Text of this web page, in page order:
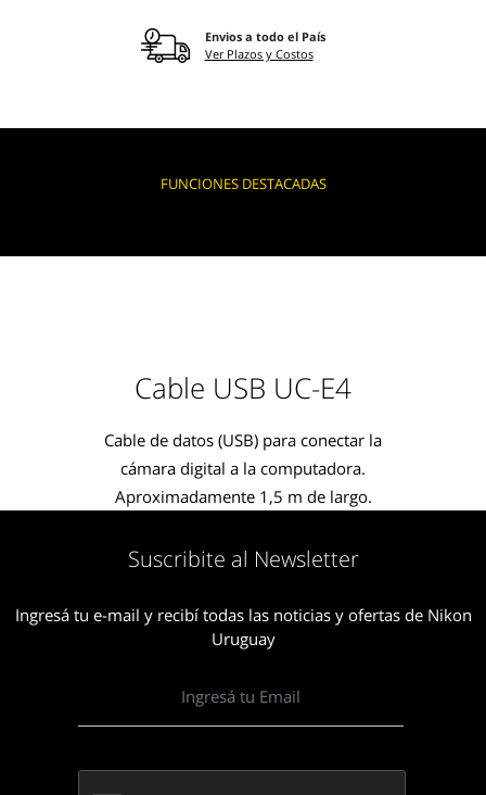
Envios a todo el País
Ver Plazos y Costos
FUNCIONES DESTACADAS
Cable USB UC-E4
Cable de datos (USB) para conectar la
cámara digital a la computadora.
Aproximadamente 1,5 m de largo.
Suscribite al Newsletter
Ingresá tu e-mail y recibí todas las noticias y ofertas de Nikon
Uruguay